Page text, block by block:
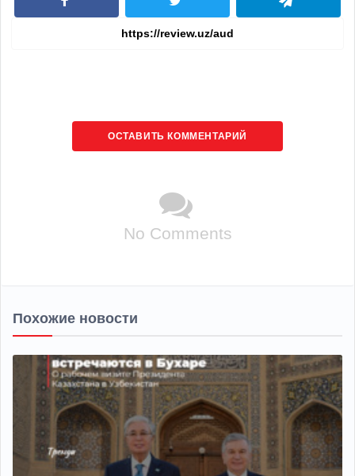
ОСТАВИТЬ КОММЕНТАРИЙ
No Comments
Похожие новости